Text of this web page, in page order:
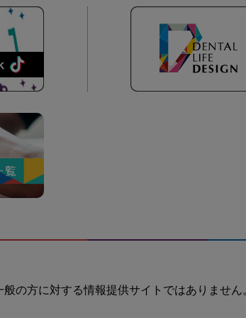
の方に対する情報提供サイトではありません